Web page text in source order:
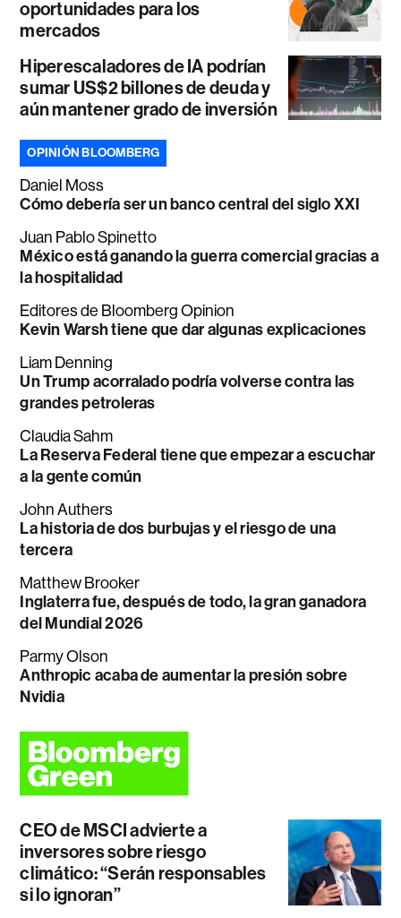
oportunidades para los
mercados
Hiperescaladores de IA podrían
sumar US$2 billones de deuda y
aún mantener grado de inversión
OPINIÓN BLOOMBERG
Daniel Moss
Cómo debería ser un banco central del siglo XXI
Juan Pablo Spinetto
México está ganando la guerra comercial gracias a
la hospitalidad
Editores de Bloomberg Opinion
Kevin Warsh tiene que dar algunas explicaciones
Liam Denning
Un Trump acorralado podría volverse contra las
grandes petroleras
Claudia Sahm
La Reserva Federal tiene que empezar a escuchar
a la gente común
John Authers
La historia de dos burbujas y el riesgo de una
tercera
Matthew Brooker
Inglaterra fue, después de todo, la gran ganadora
del Mundial 2026
Parmy Olson
Anthropic acaba de aumentar la presión sobre
Nvidia
CEO de MSCI advierte a
inversores sobre riesgo
climático: “Serán responsables
si lo ignoran”